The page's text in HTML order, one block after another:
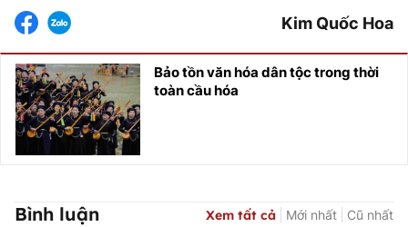
Kim Quốc Hoa
Bảo tồn văn hóa dân tộc trong thời
toàn cầu hóa
Bình luận Xem tất cả Mới nhất Cũ nhất